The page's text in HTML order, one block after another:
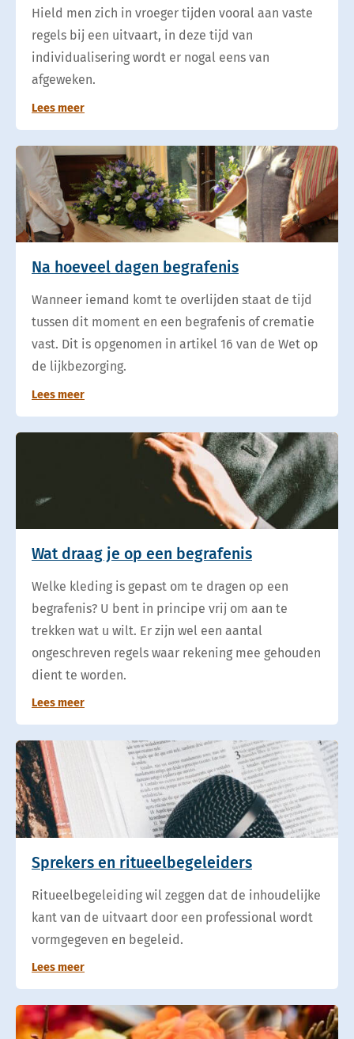
Hield men zich in vroeger tijden vooral aan vaste
regels bij een uitvaart, in deze tijd van
individualisering wordt er nogal eens van
afgeweken.
Lees meer
Na hoeveel dagen begrafenis
Wanneer iemand komt te overlijden staat de tijd
tussen dit moment en een begrafenis of crematie
vast. Dit is opgenomen in artikel 16 van de Wet op
de lijkbezorging.
Lees meer
Wat draag je op een begrafenis
Welke kleding is gepast om te dragen op een
begrafenis? U bent in principe vrij om aan te
trekken wat u wilt. Er zijn wel een aantal
ongeschreven regels waar rekening mee gehouden
dient te worden.
Lees meer
Sprekers en ritueelbegeleiders
Ritueelbegeleiding wil zeggen dat de inhoudelijke
kant van de uitvaart door een professional wordt
vormgegeven en begeleid.
Lees meer